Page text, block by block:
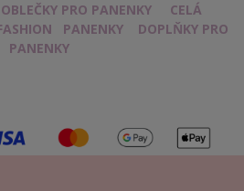
OBLEČKY PRO PANENKY
CELÁ
PANENKY
DOPLŇKY PRO
PANENKY